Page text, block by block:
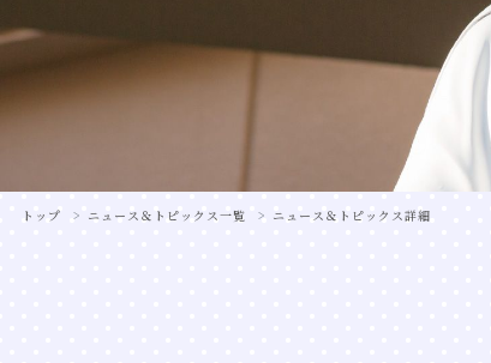
トップ ニュース＆トピックス一覧 ニュース＆トピックス詳細